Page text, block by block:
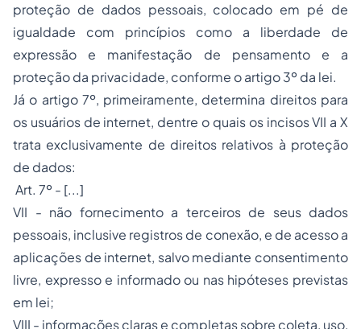
proteção de dados pessoais, colocado em pé de
igualdade com princípios como a liberdade de
expressão e manifestação de pensamento e a
proteção da privacidade, conforme o artigo 3º da lei.
Já o artigo 7º, primeiramente, determina direitos para
os usuários de internet, dentre o quais os incisos VII a X
trata exclusivamente de direitos relativos à proteção
de dados:
Art. 7º - [...]
VII - não fornecimento a terceiros de seus dados
pessoais, inclusive registros de conexão, e de acesso a
aplicações de internet, salvo mediante consentimento
livre, expresso e informado ou nas hipóteses previstas
em lei;
VIII - informações claras e completas sobre coleta, uso,